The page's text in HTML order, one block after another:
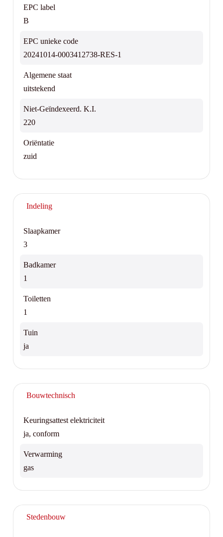
EPC label
B
EPC unieke code
20241014-0003412738-RES-1
Algemene staat
uitstekend
Niet-Geïndexeerd. K.I.
220
Oriëntatie
zuid
Indeling
Slaapkamer
3
Badkamer
1
Toiletten
1
Tuin
ja
Bouwtechnisch
Keuringsattest elektriciteit
ja, conform
Verwarming
gas
Stedenbouw